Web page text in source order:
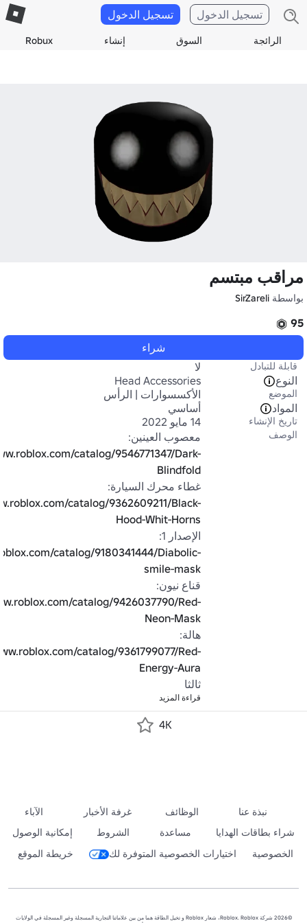
الرائجة السوق إنشاء Robux
تسجيل الدخول تسجيل الدخول
مراقب مبتسم
بواسطة SirZareli
95
شراء
قابلة للتبادل
لا
النوع
Head Accessories
الموضع
الأكسسوارات | الرأس
المواد
أساسي
تاريخ الإنشاء 14 مايو 2022
الوصف
معصوب العينين:
catalog/9546771347/Dark-
Blindfold
غطاء محرك السيارة:
catalog/9362609211/Black-
Hood-Whit-Horns
الإصدار 1:
catalog/9180341444/Diabolic-
smile-mask
قناع نيون:
catalog/9426037790/Red-
Neon-Mask
هالة:
catalog/9361799077/Red-
Energy-Aura
ثالثا
قراءة المزيد
4K
نبذة عنا الوظائف غرفة الأخبار
الآباء
شراء بطاقات الهدايا
مساعدة الشروط
إمكانية الوصول
الخصوصية
اختيارات الخصوصية المتوفرة لك خريطة الموقع
©2026 شركة Roblox. Roblox، شعار Roblox و تخيل الطاقة هما من بين علاماتنا التجارية المسجلة وغير المسجلة في الولايات